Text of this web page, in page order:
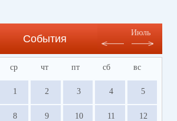
События
Июль
ср чт пт сб вс
1 2 3 4 5
8 9 10 11 12